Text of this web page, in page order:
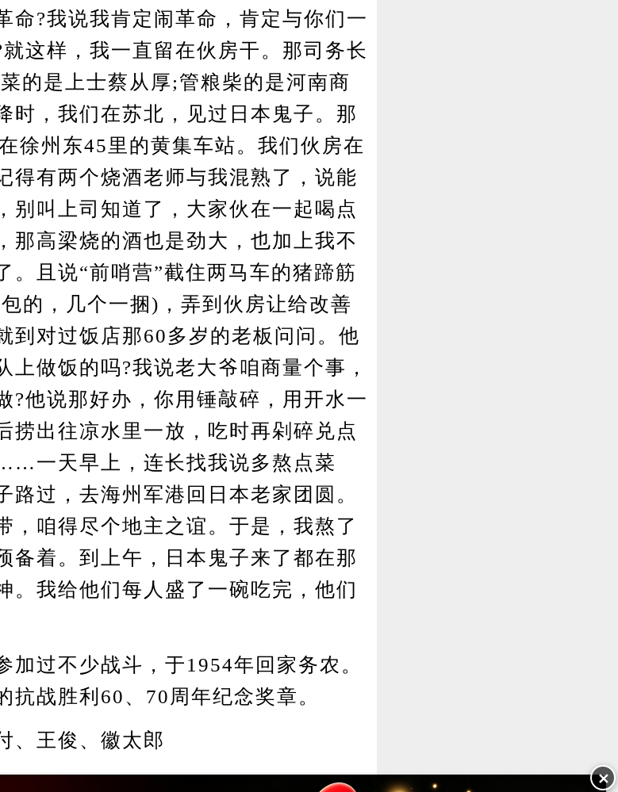
命?我说我肯定闹革命，肯定与你们一
这样，我一直留在伙房干。那司务长
的是上士蔡从厚;管粮柴的是河南商
时，我们在苏北，见过日本鬼子。那
徐州东45里的黄集车站。我们伙房在
得有两个烧酒老师与我混熟了，说能
别叫上司知道了，大家伙在一起喝点
那高梁烧的酒也是劲大，也加上我不
。且说“前哨营”截住两马车的猪蹄筋
的，几个一捆)，弄到伙房让给改善
到对过饭店那60多岁的老板问问。他
上做饭的吗?我说老大爷咱商量个事，
?他说那好办，你用锤敲碎，用开水一
捞出往凉水里一放，吃时再剁碎兑点
一天早上，连长找我说多熬点菜
路过，去海州军港回日本老家团圆。
，咱得尽个地主之谊。于是，我熬了
备着。到上午，日本鬼子来了都在那
。我给他们每人盛了一碗吃完，他们
过不少战斗，于1954年回家务农。
抗战胜利60、70周年纪念奖章。
王俊、徽太郎
✕